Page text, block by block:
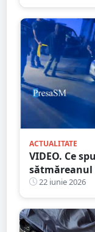
ACTUALITATE
VIDEO. Ce
club din Satu
22 iunie 2026